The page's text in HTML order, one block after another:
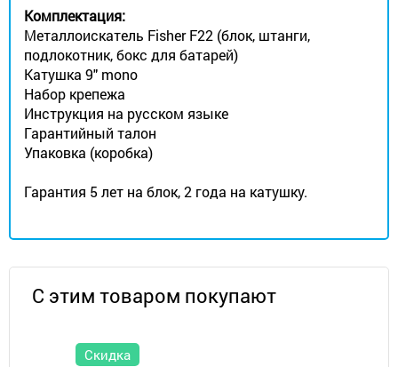
Комплектация:
Металлоискатель Fisher F22 (блок, штанги,
подлокотник, бокс для батарей)
Катушка 9" mono
Набор крепежа
Инструкция на русском языке
Гарантийный талон
Упаковка (коробка)
Гарантия 5 лет на блок, 2 года на катушку.
С этим товаром покупают
Скидка